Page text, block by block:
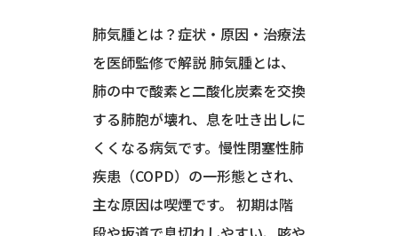
肺気腫とは？症状・原因・治療法
を医師監修で解説 肺気腫とは、
肺の中で酸素と二酸化炭素を交換
する肺胞が壊れ、息を吐き出しに
くくなる病気です。慢性閉塞性肺
疾患（COPD）の一形態とされ、
主な原因は喫煙です。 初期は階